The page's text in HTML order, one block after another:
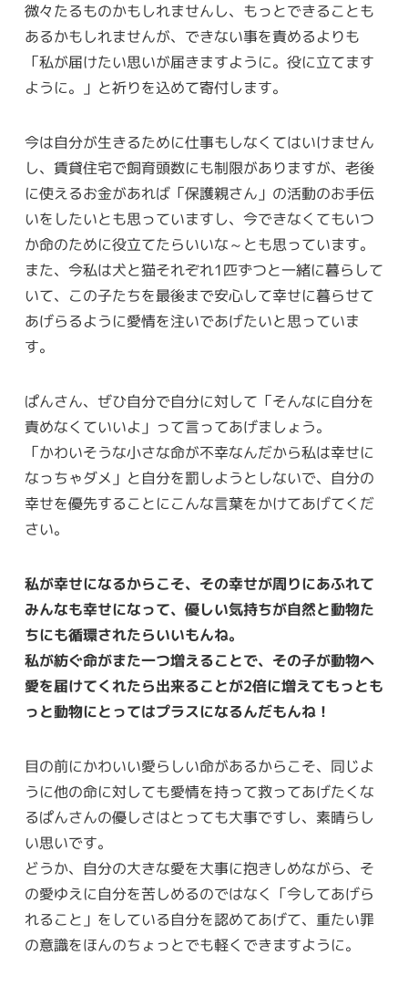
微々たるものかもしれませんし、もっとできることも
あるかもしれませんが、できない事を責めるよりも
「私が届けたい思いが届きますように。役に立てます
ように。」と祈りを込めて寄付します。
今は自分が生きるために仕事もしなくてはいけません
し、賃貸住宅で飼育頭数にも制限がありますが、老後
に使えるお金があれば「保護親さん」の活動のお手伝
いをしたいとも思っていますし、今できなくてもいつ
か命のために役立てたらいいな～とも思っています。
また、今私は犬と猫それぞれ1匹ずつと一緒に暮らして
いて、この子たちを最後まで安心して幸せに暮らせて
あげらるように愛情を注いであげたいと思っていま
す。
ぱんさん、ぜひ自分で自分に対して「そんなに自分を
責めなくていいよ」って言ってあげましょう。
「かわいそうな小さな命が不幸なんだから私は幸せに
なっちゃダメ」と自分を罰しようとしないで、自分の
幸せを優先することにこんな言葉をかけてあげてくだ
さい。
私が幸せになるからこそ、その幸せが周りにあふれて
みんなも幸せになって、優しい気持ちが自然と動物た
ちにも循環されたらいいもんね。
私が紡ぐ命がまた一つ増えることで、その子が動物へ
愛を届けてくれたら出来ることが2倍に増えてもっとも
っと動物にとってはプラスになるんだもんね！
目の前にかわいい愛らしい命があるからこそ、同じよ
うに他の命に対しても愛情を持って救ってあげたくな
るぱんさんの優しさはとっても大事ですし、素晴らし
い思いです。
どうか、自分の大きな愛を大事に抱きしめながら、そ
の愛ゆえに自分を苦しめるのではなく「今してあげら
れること」をしている自分を認めてあげて、重たい罪
の意識をほんのちょっとでも軽くできますように。